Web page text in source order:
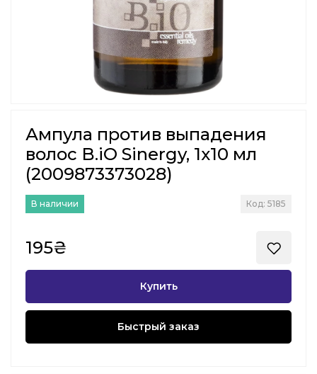
Ампула против выпадения
волос B.iO Sinergy, 1х10 мл
(2009873373028)
В наличии Код: 5185
195₴
Купить
Быстрый заказ